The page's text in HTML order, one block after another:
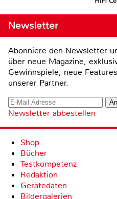
Newsletter
Abonniere den Newsletter
über neue Magazine,
Gewinnspiele, neue
unserer Partner.
Newsletter abbestellen
Shop
Bücher
Testkompetenz
Redaktion
Gerätedaten
Bildergalerien